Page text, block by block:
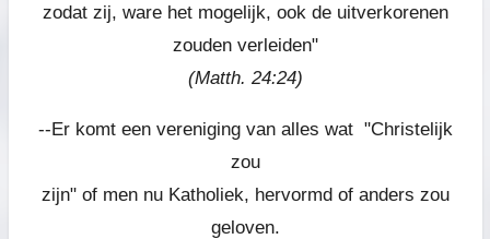
zodat zij, ware het mogelijk, ook de uitverkorenen
zouden verleiden"
(Matth. 24:24)
--Er komt een vereniging van alles wat "Christelijk
zou
zijn" of men nu Katholiek, hervormd of anders zou
geloven.